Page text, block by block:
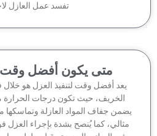
تفسد عمل العازل لاحقاً. نحن
متى يكون أفضل وقت
أفضل وقت لتنفيذ العزل هو خلال فصل
الخريف، حيث تكون درجات الحرارة معتدلة
جفاف المواد العازلة وتماسكها مع
كما يُنصح بشدة بإجراء العزل فور